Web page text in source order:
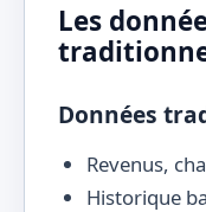
Les
Données
Revenus,
Historique